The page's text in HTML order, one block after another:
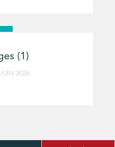
(1)
2026